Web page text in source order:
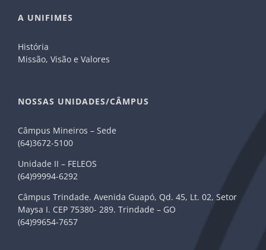
A UNIFIMES
História
Missão, Visão e Valores
NOSSAS UNIDADES/CÂMPUS
Câmpus Mineiros – Sede
(64)3672-5100
Unidade II – FELEOS
(64)99994-6292
Câmpus Trindade. Avenida Guapó, Qd. 45, Lt. 02, Setor
Maysa I. CEP 75380- 289. Trindade – GO
(64)99654-7657